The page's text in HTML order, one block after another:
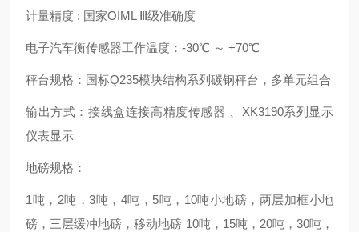
计量精度 : 国家OIML Ⅲ级准确度
电子汽车衡传感器工作温度：-30℃ ～ +70℃
秤台规格：国标Q235模块结构系列碳钢秤台，多单元组合
输出方式：接线盒连接高精度传感器 、XK3190系列显示
仪表显示
地磅规格：
1吨，2吨，3吨，4吨，5吨，10吨小地磅，两层加框小地
磅，三层缓冲地磅，移动地磅 10吨，15吨，20吨，30吨，